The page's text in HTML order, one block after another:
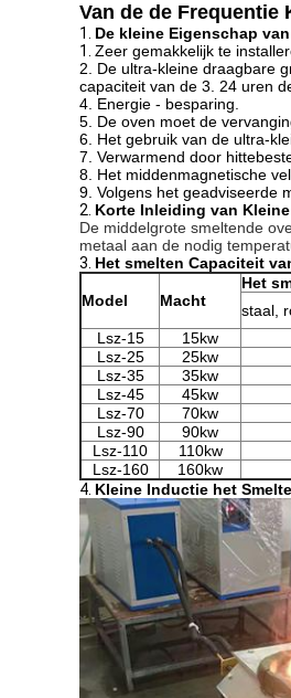
Van de de Frequentie
1. De kleine Eigenschap
1. Zeer gemakkelijk te
2. De ultra-kleine draagbare
capaciteit van de 3. 24 uren
4. Energie - besparing.
5. De oven moet de
6. Het gebruik van de ultra-
7. Verwarmend door
8. Het middenmagnetische
9. Volgens het geadviseerde
2. Korte Inleiding van
De middelgrote smeltende
metaal aan de nodig
3. Het smelten Capaciteit
Model Macht
Het
staal,
Lsz-15
15kw
Lsz-25
25kw
Lsz-35
35kw
Lsz-45
45kw
Lsz-70
70kw
Lsz-90
90kw
Lsz-110
110kw
Lsz-160
160kw
4. Kleine Inductie het